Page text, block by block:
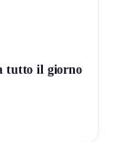
musica che
gestione.
tutto il giorno